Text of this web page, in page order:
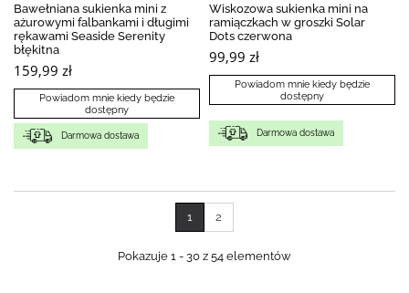
Bawełniana sukienka mini z
ażurowymi falbankami i długimi
rękawami Seaside Serenity
błękitna
159,99 zł
Powiadom mnie kiedy będzie
dostępny
Darmowa dostawa
Wiskozowa sukienka mini na
ramiączkach w groszki Solar
Dots czerwona
99,99 zł
Powiadom mnie kiedy będzie
dostępny
Darmowa dostawa
1 2
Pokazuje 1 - 30 z 54 elementów